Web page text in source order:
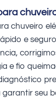
chuveiro
e
e fio
garantir seu